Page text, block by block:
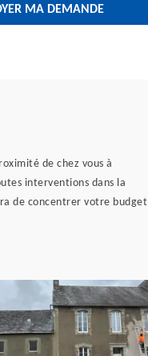
de chez vous à
interventions dans la
de concentrer votre budget